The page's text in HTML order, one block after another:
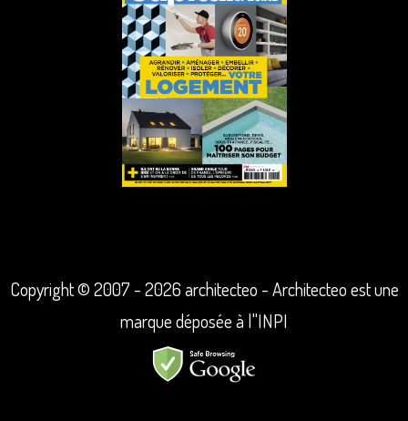
Copyright © 2007 - 2026 architecteo - Architecteo est une
marque déposée à l"INPI